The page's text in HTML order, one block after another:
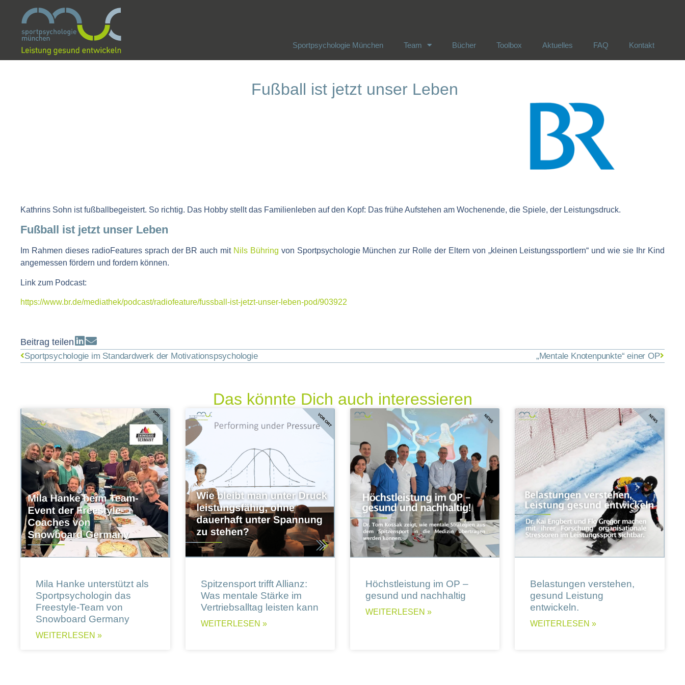
Sportpsychologie München Team Bücher Toolbox Aktuelles FAQ Kontakt
Fußball ist jetzt unser Leben
Kathrins Sohn ist fußballbegeistert. So richtig. Das Hobby stellt das Familienleben auf den Kopf: Das frühe Aufstehen am Wochenende, die Spiele, der Leistungsdruck.
Fußball ist jetzt unser Leben
Im Rahmen dieses radioFeatures sprach der BR auch mit Nils Bühring von Sportpsychologie München zur Rolle der Eltern von „kleinen Leistungssportlern“ und wie sie Ihr Kind
angemessen fördern und fordern können.
Link zum Podcast:
https://www.br.de/mediathek/podcast/radiofeature/fussball-ist-jetzt-unser-leben-pod/903922
Beitrag teilen
Sportpsychologie im Standardwerk der Motivationspsychologie „Mentale Knotenpunkte“ einer OP
Das könnte Dich auch interessieren
Mila Hanke unterstützt als
Sportpsychologin das
Freestyle-Team von
Snowboard Germany
WEITERLESEN »
Spitzensport trifft Allianz:
Was mentale Stärke im
Vertriebsalltag leisten kann
WEITERLESEN »
Höchstleistung im OP –
gesund und nachhaltig
WEITERLESEN »
Belastungen verstehen,
gesund Leistung
entwickeln.
WEITERLESEN »